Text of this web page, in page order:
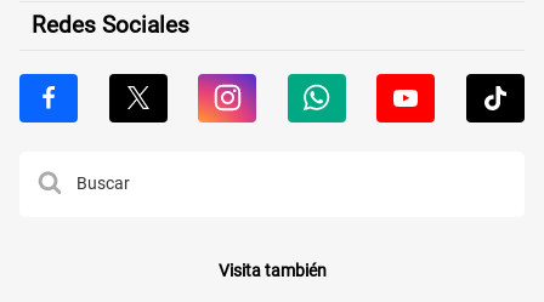
Redes Sociales
Visita también